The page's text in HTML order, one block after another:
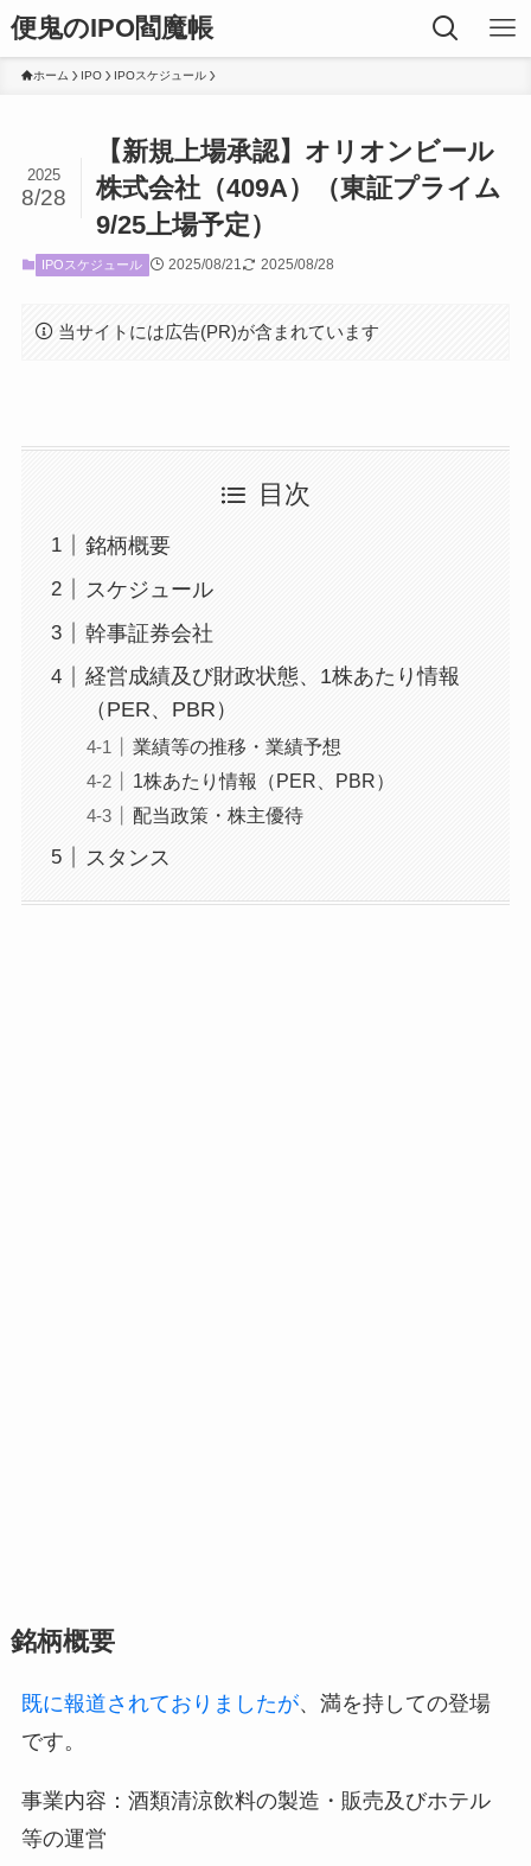
便鬼のIPO閻魔帳
ホーム IPO IPOスケジュール
【新規上場承認】オリオンビール
株式会社（409A）（東証プライム
9/25上場予定）
2025
8/28
IPOスケジュール 2025/08/21 2025/08/28
当サイトには広告(PR)が含まれています
目次
銘柄概要
スケジュール
幹事証券会社
経営成績及び財政状態、1株あたり情報
（PER、PBR）
業績等の推移・業績予想
1株あたり情報（PER、PBR）
配当政策・株主優待
スタンス
銘柄概要
既に報道されておりましたが、満を持しての登場
です。
事業内容：酒類清涼飲料の製造・販売及びホテル
等の運営